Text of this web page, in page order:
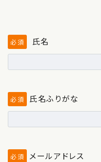
必須 氏名
必須 氏名ふりがな
必須 メールアドレス